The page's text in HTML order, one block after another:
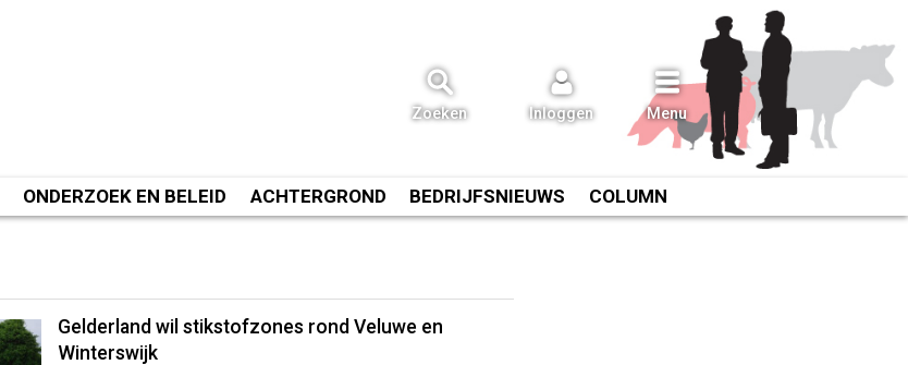
Zoeken Inloggen Menu
ONDERZOEK EN BELEID ACHTERGROND BEDRIJFSNIEUWS COLUMN
Gelderland wil stikstofzones rond Veluwe en
Winterswijk